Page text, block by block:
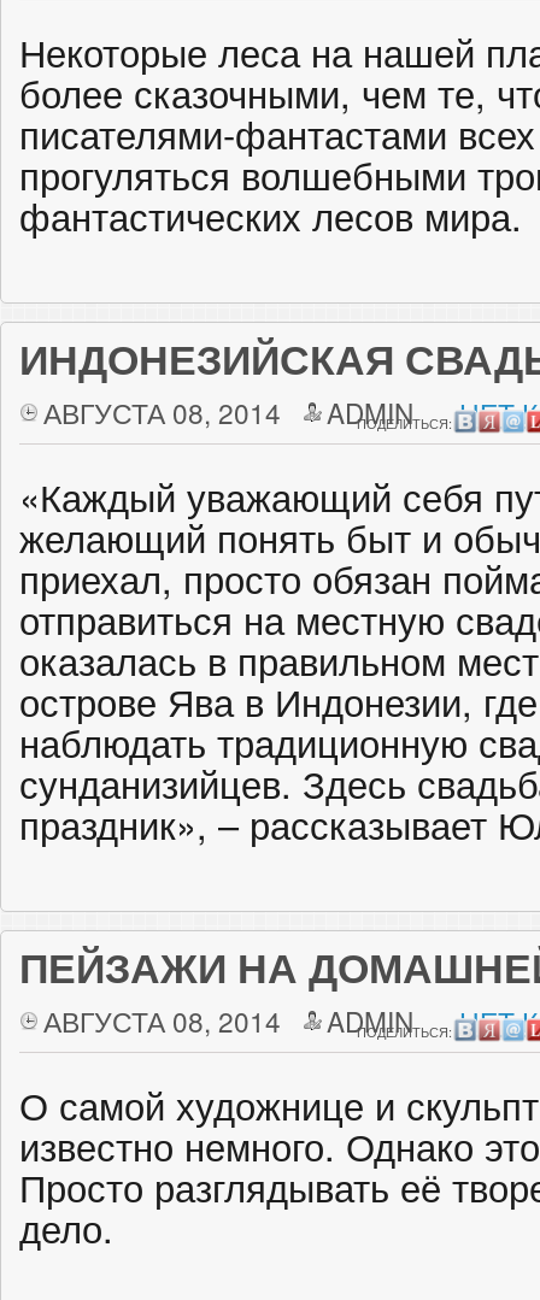
Некоторые леса на нашей
более сказочными, чем те,
писателями-фантастами
прогуляться волшебными
фантастических лесов мира.‎
ИНДОНЕЗИЙСКАЯ
АВГУСТА 08, 2014 ADMIN НЕТ
ПОДЕЛИТЬСЯ:
«Каждый уважающий себя
желающий понять быт и
приехал, просто обязан
отправиться на местную
оказалась в правильном
острове Ява в Индонезии,
наблюдать традиционную
сунданизийцев. Здесь
праздник», – рассказывает
ПЕЙЗАЖИ НА
АВГУСТА 08, 2014 ADMIN НЕТ
ПОДЕЛИТЬСЯ:
О самой художнице и
известно немного. Однако
Просто разглядывать её
дело.